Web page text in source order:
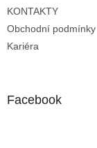
KONTAKTY
Obchodní podmínky
Kariéra
Facebook